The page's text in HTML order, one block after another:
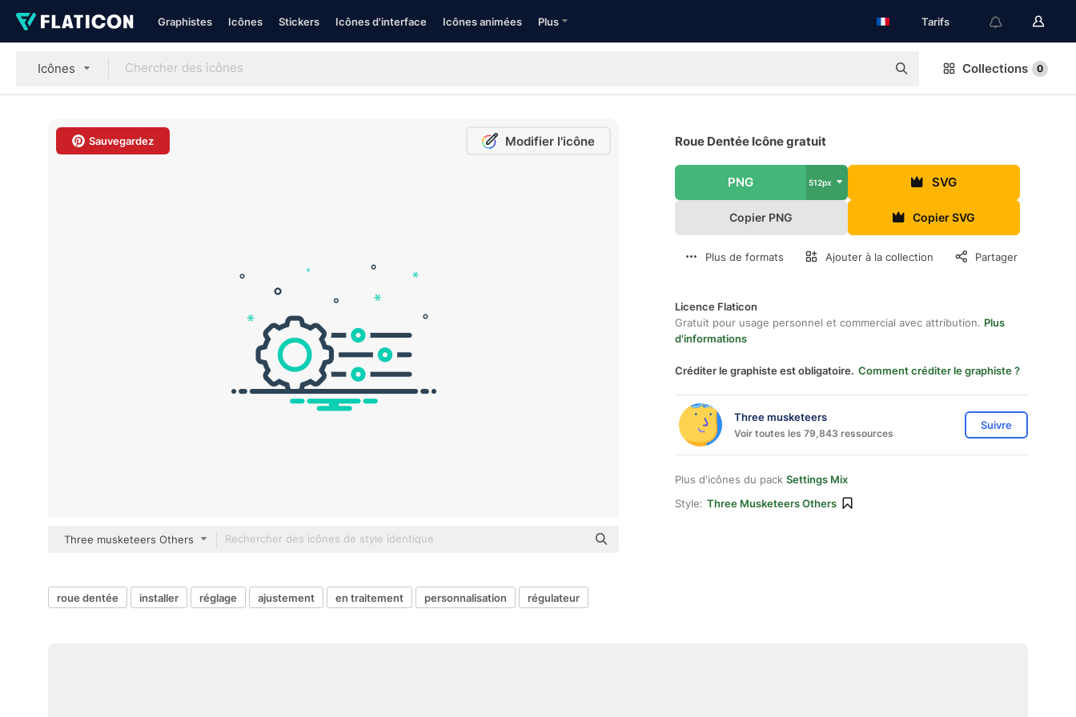
Graphistes Icônes Stickers Icônes d'interface Icônes animées Plus Tarifs
Icônes Collections 0
Sauvegardez Modifier l'icône
Three musketeers Others
Roue Dentée Icône gratuit
PNG 512px SVG
Copier PNG Copier SVG
Plus de formats Ajouter à la collection Partager
Licence Flaticon
Gratuit pour usage personnel et commercial avec attribution. Plus
d'informations
Créditer le graphiste est obligatoire. Comment créditer le graphiste ?
Three musketeers
Voir toutes les 79,843 ressources
Suivre
Plus d'icônes du pack Settings Mix
Style: Three Musketeers Others
roue dentée installer réglage ajustement en traitement personnalisation régulateur